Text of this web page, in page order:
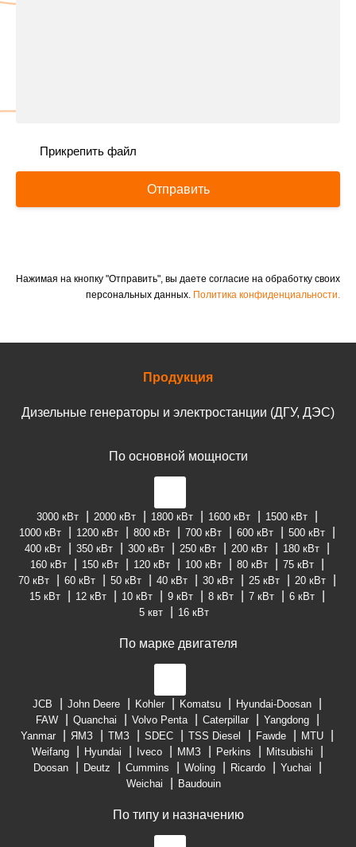
Прикрепить файл
Отправить
Нажимая на кнопку "Отправить", вы даете согласие на обработку своих
персональных данных. Политика конфиденциальности.
Продукция
Дизельные генераторы и электростанции (ДГУ, ДЭС)
По основной мощности
3000 кВт 2000 кВт 1800 кВт 1600 кВт
1500 кВт
1000 кВт
1200 кВт 800 кВт 700 кВт 600 кВт
500 кВт
400 кВт
350 кВт 300 кВт 250 кВт 200 кВт
180 кВт
160 кВт
150 кВт 120 кВт 100 кВт 80 кВт
75 кВт
70 кВт
60 кВт 50 кВт 40 кВт 30 кВт 25 кВт
20 кВт
15 кВт
12 кВт 10 кВт 9 кВт 8 кВт 7 кВт
6 кВт
5 квт
16 кВт
По марке двигателя
JCB John Deere Kohler Komatsu
Hyundai-Doosan
FAW
Quanchai Volvo Penta Caterpillar
Yangdong
Yanmar
ЯМЗ ТМЗ SDEC TSS Diesel Fawde
MTU
Weifang
Hyundai Iveco ММЗ Perkins
Mitsubishi
Doosan
Deutz Cummins Woling Ricardo
Yuchai
Weichai
Baudouin
По типу и назначению